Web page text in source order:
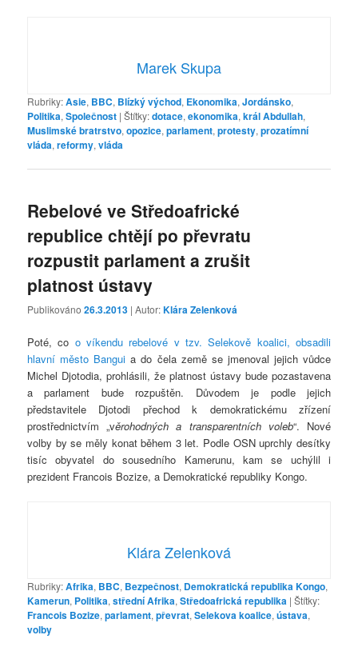
Marek Skupa
Rubriky:Asie, BBC, Blízký východ, Ekonomika,Jordánsko,
Politika,Společnost |Štítky:dotace,ekonomika,král Abdullah,
Muslimské bratrstvo,opozice,parlament,protesty,prozatímní
vláda,reformy,vláda
Rebelové ve Středoafrické
republice chtějí po převratu
rozpustit parlament a zrušit
platnost ústavy
Publikováno26.3.2013 | Autor:Klára Zelenková
Poté, co o víkendu rebelové v tzv. Selekově koalici, obsadili
hlavní město Bangui a do čela země se jmenoval jejich vůdce
Michel Djotodia, prohlásili, že platnost ústavy bude pozastavena
a parlament bude rozpuštěn. Důvodem je podle jejich
představitele Djotodi přechod k demokratickému zřízení
prostřednictvím „věrohodných a transparentních voleb“. Nové
volby by se měly konat během 3 let. Podle OSN uprchly desítky
tisíc obyvatel do sousedního Kamerunu, kam se uchýlil i
prezident Francois Bozize, a Demokratické republiky Kongo.
Klára Zelenková
Rubriky:Afrika, BBC, Bezpečnost, Demokratická republika Kongo,
Kamerun, Politika,střední Afrika,Středoafrická republika |Štítky:
Francois Bozize,parlament,převrat,Selekova koalice,ústava,
volby